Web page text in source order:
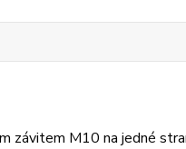
závitem M10 na jedné